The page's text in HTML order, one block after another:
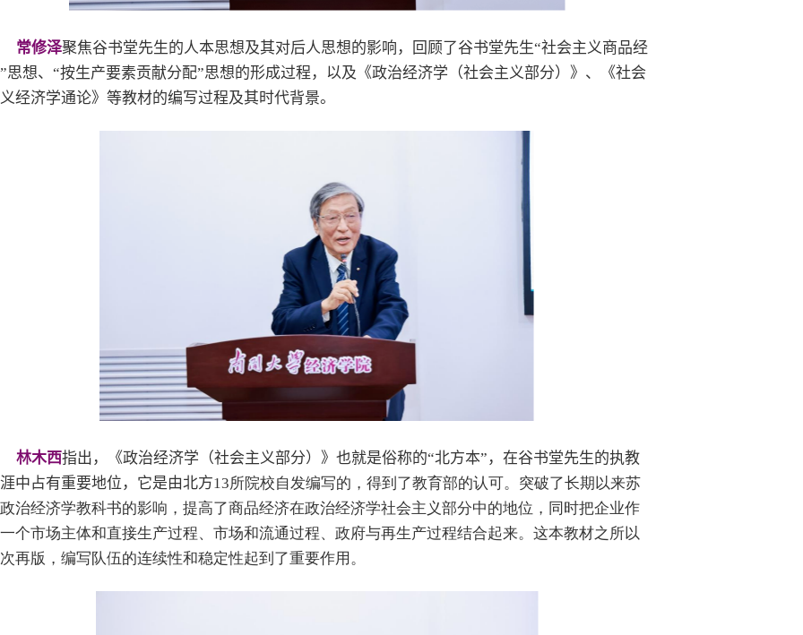
常修泽聚焦谷书堂先生的人本思想及其对后人思想的影响，回顾了谷书堂先生“社会主义商品经
思想、“按生产要素贡献分配”思想的形成过程，以及《政治经济学（社会主义部分）》、《社会
经济学通论》等教材的编写过程及其时代背景。
林木西指出，《政治经济学（社会主义部分）》也就是俗称的“北方本”，在谷书堂先生的执教
中占有重要地位，它是由北方13所院校自发编写的，得到了教育部的认可。突破了长期以来苏
治经济学教科书的影响，提高了商品经济在政治经济学社会主义部分中的地位，同时把企业作
个市场主体和直接生产过程、市场和流通过程、政府与再生产过程结合起来。这本教材之所以
再版，编写队伍的连续性和稳定性起到了重要作用。